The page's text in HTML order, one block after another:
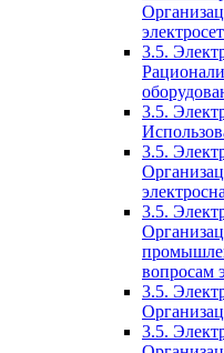
3.5.
3.5.
3.5.
3.5.
вопросам
3.5.
3.5.